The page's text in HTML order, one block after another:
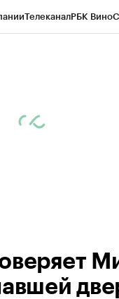
ТелеканалРБК Вино